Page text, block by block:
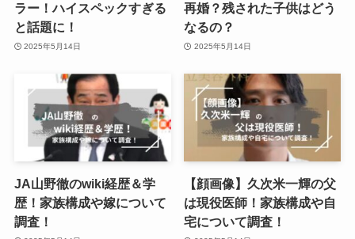
ラー！ハイスペックすぎる
と話題に！
2025年5月14日
再婚？残された子供はどう
なるの？
2025年5月14日
JA山野徹のwiki経歴＆学
歴！家族構成や嫁について
調査！
【顔画像】久次米一輝の父
は現役医師！家族構成や自
宅について調査！